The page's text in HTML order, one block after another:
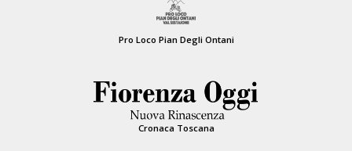
Pro Loco Pian Degli Ontani
Cronaca Toscana